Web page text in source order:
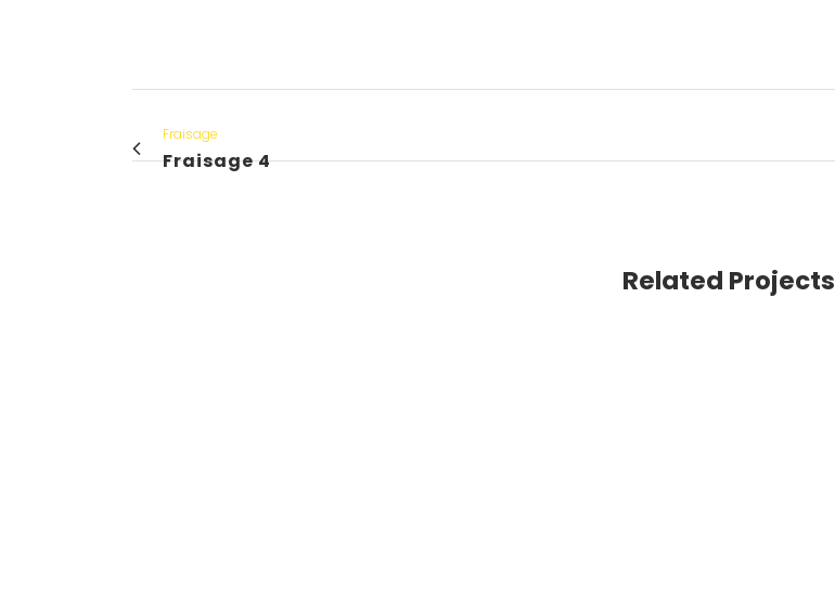
Fraisage
Fraisage 4
Related Projects